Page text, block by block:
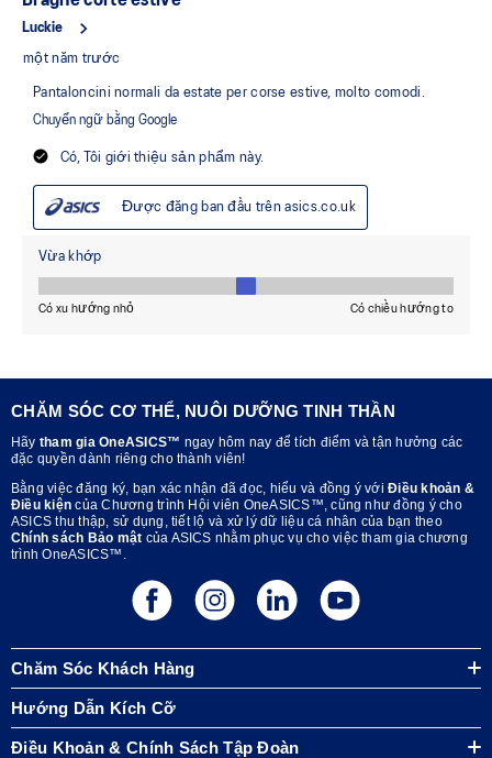
CHĂM SÓC CƠ THỂ, NUÔI DƯỠNG TINH THẦN
Hãy tham gia OneASICS™ ngay hôm nay để tích điểm và tận hưởng các
đặc quyền dành riêng cho thành viên!
Bằng việc đăng ký, bạn xác nhận đã đọc, hiểu và đồng ý với Điều khoản &
Điều kiện của Chương trình Hội viên OneASICS™, cũng như đồng ý cho
ASICS thu thập, sử dụng, tiết lộ và xử lý dữ liệu cá nhân của bạn theo
Chính sách Bảo mật của ASICS nhằm phục vụ cho việc tham gia chương
trình OneASICS™.
Chăm Sóc Khách Hàng
Hướng Dẫn Kích Cỡ
Điều Khoản & Chính Sách Tập Đoàn